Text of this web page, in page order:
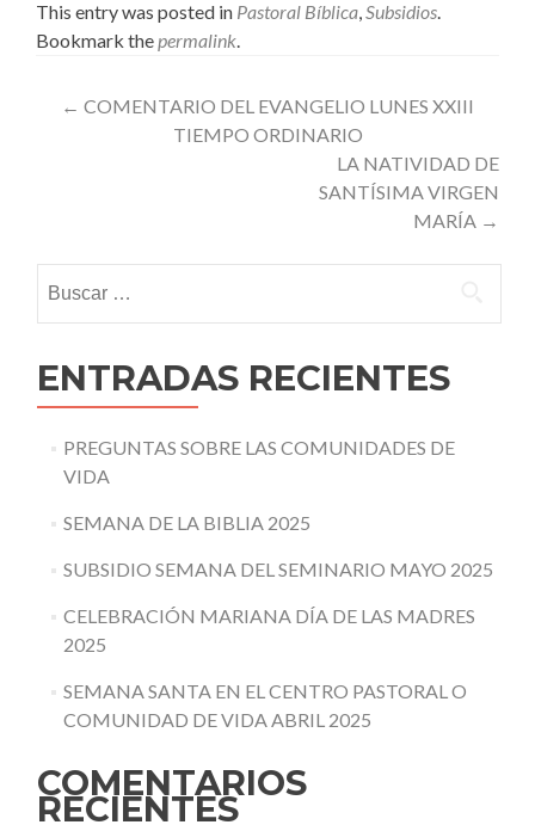
This entry was posted in Pastoral Bíblica,Subsidios.
Bookmark thepermalink.
Post
navigation
← COMENTARIO DEL EVANGELIO LUNES XXIII
TIEMPO ORDINARIO
LA NATIVIDAD DE
SANTÍSIMA VIRGEN
MARÍA →
ENTRADAS RECIENTES
PREGUNTAS SOBRE LAS COMUNIDADES DE
VIDA
SEMANA DE LA BIBLIA 2025
SUBSIDIO SEMANA DEL SEMINARIO MAYO 2025
CELEBRACIÓN MARIANA DÍA DE LAS MADRES
2025
SEMANA SANTA EN EL CENTRO PASTORAL O
COMUNIDAD DE VIDA ABRIL 2025
COMENTARIOS
RECIENTES